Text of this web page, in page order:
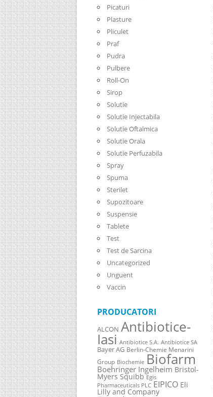
Picaturi
Plasture
Pliculet
Praf
Pudra
Pulbere
Roll-On
Sirop
Solutie
Solutie Injectabila
Solutie Oftalmica
Solutie Orala
Solutie Perfuzabila
Spray
Spuma
Sterilet
Supozitoare
Suspensie
Tablete
Test
Test de Sarcina
Uncategorized
Unguent
Vaccin
PRODUCATORI
ALCON Antibiotice-
Iasi Antibiotice S.A. Antibiotice SA
Bayer AG Berlin-Chemie Menarini
Group Biochemie Biofarm
Boehringer Ingelheim Bristol-
Myers Squibb Egis
Pharmaceuticals PLC EIPICO Eli
Lilly and Company